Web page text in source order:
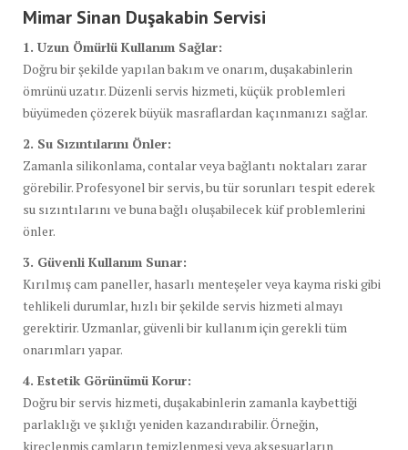
Mimar Sinan Duşakabin Servisi
1. Uzun Ömürlü Kullanım Sağlar:
Doğru bir şekilde yapılan bakım ve onarım, duşakabinlerin
ömrünü uzatır. Düzenli servis hizmeti, küçük problemleri
büyümeden çözerek büyük masraflardan kaçınmanızı sağlar.
2. Su Sızıntılarını Önler:
Zamanla silikonlama, contalar veya bağlantı noktaları zarar
görebilir. Profesyonel bir servis, bu tür sorunları tespit ederek
su sızıntılarını ve buna bağlı oluşabilecek küf problemlerini
önler.
3. Güvenli Kullanım Sunar:
Kırılmış cam paneller, hasarlı menteşeler veya kayma riski gibi
tehlikeli durumlar, hızlı bir şekilde servis hizmeti almayı
gerektirir. Uzmanlar, güvenli bir kullanım için gerekli tüm
onarımları yapar.
4. Estetik Görünümü Korur:
Doğru bir servis hizmeti, duşakabinlerin zamanla kaybettiği
parlaklığı ve şıklığı yeniden kazandırabilir. Örneğin,
kireçlenmiş camların temizlenmesi veya aksesuarların